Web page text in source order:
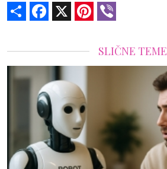
Share Facebook Pinterest
SLIČNE TEME